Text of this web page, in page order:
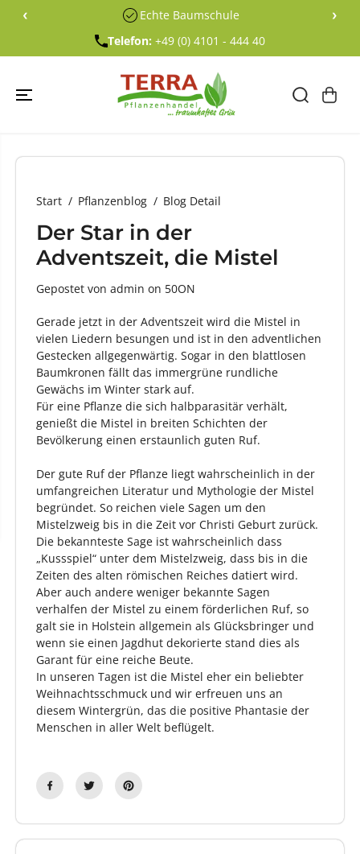
EN SIE ZU
‹ Echte Baumschule ›
Telefon: +49 (0) 4101 - 444 40
Start Pflanzenblog Blog Detail
Der Star in der
Adventszeit, die Mistel
Gepostet von admin on 50ON
Gerade jetzt in der Adventszeit wird die Mistel in
vielen Liedern besungen und ist in den adventlichen
Gestecken allgegenwärtig. Sogar in den blattlosen
Baumkronen fällt das immergrüne rundliche
Gewächs im Winter stark auf.
Für eine Pflanze die sich halbparasitär verhält,
genießt die Mistel in breiten Schichten der
Bevölkerung einen erstaunlich guten Ruf.
Der gute Ruf der Pflanze liegt wahrscheinlich in der
umfangreichen Literatur und Mythologie der Mistel
begründet. So reichen viele Sagen um den
Mistelzweig bis in die Zeit vor Christi Geburt zurück.
Die bekannteste Sage ist wahrscheinlich dass
„Kussspiel“ unter dem Mistelzweig, dass bis in die
Zeiten des alten römischen Reiches datiert wird.
Aber auch andere weniger bekannte Sagen
verhalfen der Mistel zu einem förderlichen Ruf, so
galt sie in Holstein allgemein als Glücksbringer und
wenn sie einen Jagdhut dekorierte stand dies als
Garant für eine reiche Beute.
In unseren Tagen ist die Mistel eher ein beliebter
Weihnachtsschmuck und wir erfreuen uns an
diesem Wintergrün, das die positive Phantasie der
Menschen in aller Welt beflügelt.